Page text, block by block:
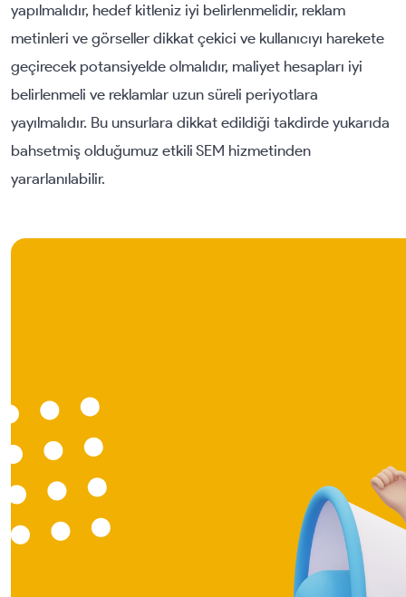
yapılmalıdır, hedef kitleniz iyi belirlenmelidir, reklam
metinleri ve görseller dikkat çekici ve kullanıcıyı harekete
geçirecek potansiyelde olmalıdır, maliyet hesapları iyi
belirlenmeli ve reklamlar uzun süreli periyotlara
yayılmalıdır. Bu unsurlara dikkat edildiği takdirde yukarıda
bahsetmiş olduğumuz etkili SEM hizmetinden
yararlanılabilir.